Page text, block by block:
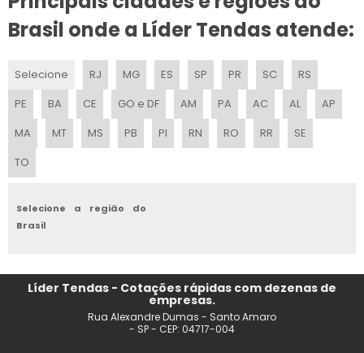
ALUGUEL DE TENDA BRANCA
TENDA DE PRAIA
ALUGUEL DE TENDAS E COBERTURAS
ALUGUEL DE TENDAS SP
TENDAS PARA LOCACAO
BARRACA DE PRAIA 4X4
ALUGUEL DE TENDAS EM SALTO SP
Brasil onde a Líder Tendas atende:
Selecione RJ MG ES SP PR SC
RS
PE
BA CE GO e DF AM PA AC AL
AP
MA
MT MS PB PI RN RO RR
SE
TO
Selecione a região do
Brasil
Líder Tendas - Cotações rápidas com dezenas de
empresas.
Rua Alexandre Dumas - Santo Amaro
- SP - CEP: 04717-004